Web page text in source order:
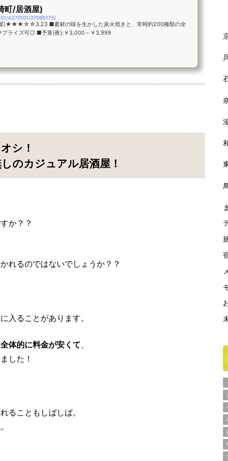
町/居酒屋)
A270101/27095175/
屋)★★★☆☆3.23 ■素材の味を生かした炭火焼きと、常時約200種類の全
プライズ可◎ ■予算(夜):￥3,000～￥3,999
シ！
のカジュアル居酒屋！
か？？
れるのではないでしょうか？？
入ることがあります。
全体的に料金が安くて、
した！
ることもしばしば。